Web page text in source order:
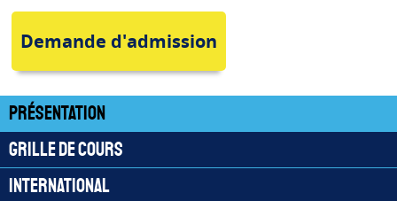
Présentation
Grille de cours
International
Demande d'admission